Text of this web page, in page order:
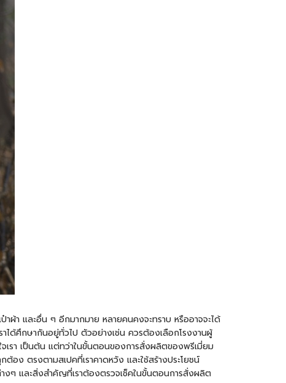
ป๋าผ้า และอื่น ๆ อีกมากมาย หลายคนคงจะทราบ หรืออาจจะได้
าได้ศึกษากันอยู่ทั่วไป ตัวอย่างเช่น ควรต้องเลือกโรงงานผู้
รา เป็นต้น แต่ทว่าในขั้นตอนของการสั่งผลิตของพรีเมี่ยม
อง ตรงตามสเปคที่เราคาดหวัง และใช้สร้างประโยชน์
งๆ และสิ่งสำคัญที่เราต้องตรวจเช็คในขั้นตอนการสั่งผลิต